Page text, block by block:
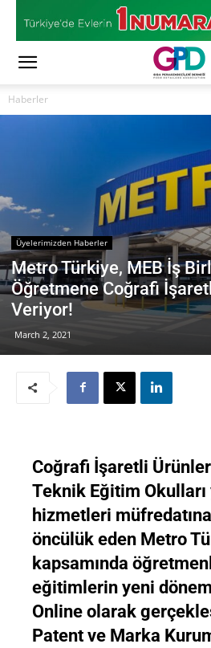
Haberler
Üyelerimizden Haberler
Metro Türkiye, MEB İş
Öğretmene Coğrafi
Veriyor!
March 2, 2021
Coğrafi İşaretli
Teknik Eğitim
hizmetleri
öncülük eden Metro
kapsamında
eğitimlerin yeni
Online olarak
Patent ve Marka